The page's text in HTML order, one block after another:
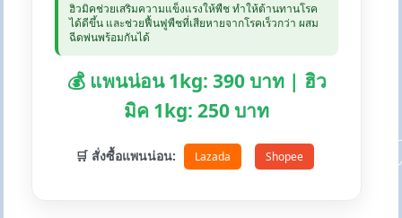
ฮิวมิคช่วยเสริมความแข็งแรงให้พืช ทำให้ต้านทานโรค
ได้ดีขึ้น และช่วยฟื้นฟูพืชที่เสียหายจากโรคเร็วกว่า ผสม
ฉีดพ่นพร้อมกันได้
💰 แพนน่อน 1kg: 390 บาท | ฮิว
มิค 1kg: 250 บาท
🛒 สั่งซื้อแพนน่อน: Lazada Shopee